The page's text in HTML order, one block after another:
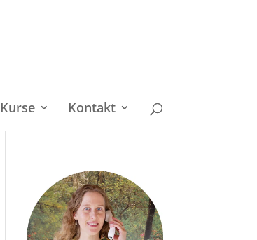
Kurse Kontakt